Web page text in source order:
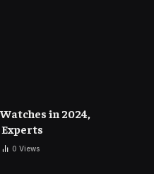
in 2024,
0 Views